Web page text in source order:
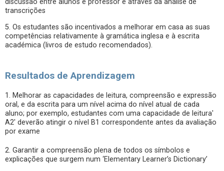
discussão entre alunos e professor e através da análise de
transcrições
5. Os estudantes são incentivados a melhorar em casa as suas
competências relativamente à gramática inglesa e à escrita
académica (livros de estudo recomendados).
Resultados de Aprendizagem
1. Melhorar as capacidades de leitura, compreensão e expressão
oral, e da escrita para um nível acima do nível atual de cada
aluno; por exemplo, estudantes com uma capacidade de leitura'
A2' deverão atingir o nível B1 correspondente antes da avaliação
por exame
2. Garantir a compreensão plena de todos os símbolos e
explicações que surgem num ‘Elementary Learner’s Dictionary’